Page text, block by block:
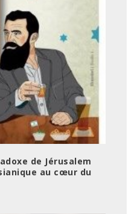
de Jérusalem
au cœur du